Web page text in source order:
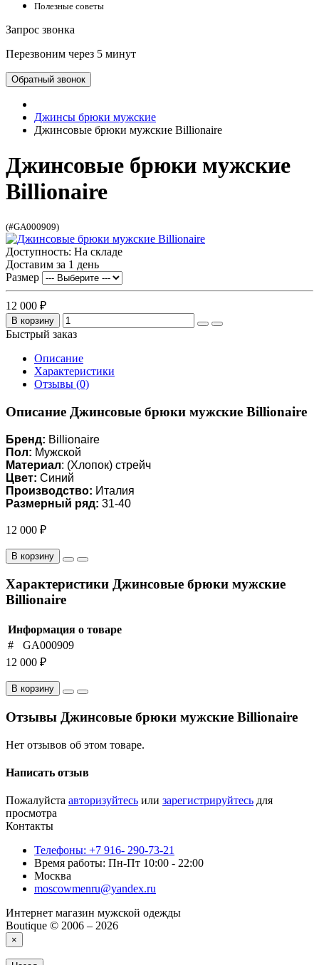
Полезные советы
Запрос звонка
Перезвоним через 5 минут
Обратный звонок
Джинсы брюки мужские
Джинсовые брюки мужские Billionaire
Джинсовые брюки мужские
Billionaire
(#GA000909)
Доступность: На складе
Доставим за 1 день
Размер
12 000 ₽
В корзину
Быстрый заказ
Описание
Характеристики
Отзывы (0)
Описание Джинсовые брюки мужские Billionaire
Бренд: Billionaire
Пол: Мужской
Материал: (Хлопок) стрейч
Цвет: Синий
Производство: Италия
Размерный ряд: 31-40
12 000 ₽
В корзину
Характеристики Джинсовые брюки мужские
Billionaire
Информация о товаре
#
GA000909
12 000 ₽
В корзину
Отзывы Джинсовые брюки мужские Billionaire
Нет отзывов об этом товаре.
Написать отзыв
Пожалуйста авторизуйтесь или зарегистрируйтесь для
просмотра
Контакты
Телефоны: +7 916- 290-73-21
Время работы: Пн-Пт 10:00 - 22:00
Москва
moscowmenru@yandex.ru
Интернет магазин мужской одежды
Boutique © 2006 – 2026
×